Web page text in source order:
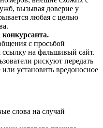
вызывая доверие у
любая с целью
конкурсанта.
с просьбой
ссылку на фальшивый сайт.
рискуют передать
установить вредоносное
слова на случай